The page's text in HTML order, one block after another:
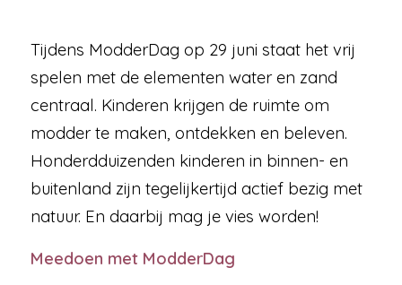
Tijdens ModderDag op 29 juni staat het vrij
spelen met de elementen water en zand
centraal. Kinderen krijgen de ruimte om
modder te maken, ontdekken en beleven.
Honderdduizenden kinderen in binnen- en
buitenland zijn tegelijkertijd actief bezig met
natuur. En daarbij mag je vies worden!
Meedoen met ModderDag